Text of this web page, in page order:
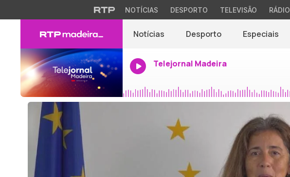
NOTÍCIAS DESPORTO TELEVISÃO RÁDIO
Notícias Desporto Especiais
Telejornal Madeira